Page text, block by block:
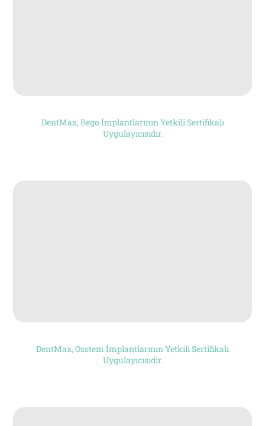
DentMax, Bego İmplantlarının Yetkili Sertifikalı
Uygulayıcısıdır.
DentMax, Osstem İmplantlarının Yetkili Sertifikalı
Uygulayıcısıdır.